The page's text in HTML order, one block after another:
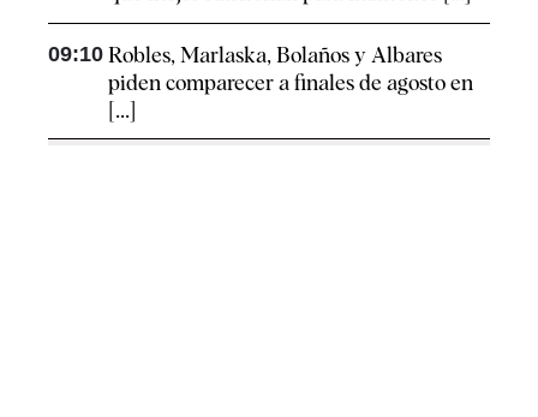
09:10 Robles, Marlaska, Bolaños y Albares
piden comparecer a finales de agosto en
[...]